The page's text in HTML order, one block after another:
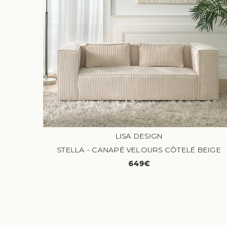
LISA DESIGN
STELLA - CANAPÉ VELOURS CÔTELÉ BEIGE
649€